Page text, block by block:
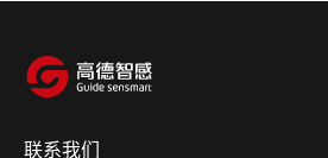
联系我们